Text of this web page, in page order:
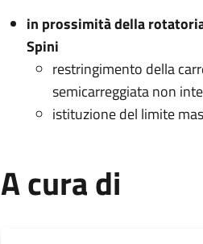
in prossimità della
Spini
restringimento della
semicarreggiata non
istituzione del limite
A cura di